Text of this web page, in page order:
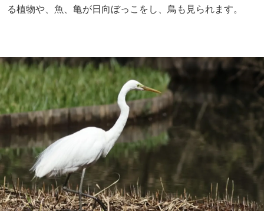
る植物や、魚、亀が日向ぼっこをし、鳥も見られます。